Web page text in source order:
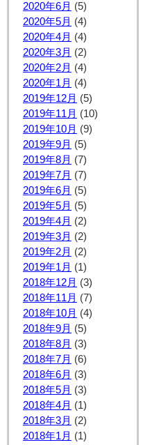
2020年6月 (5)
2020年5月 (4)
2020年4月 (4)
2020年3月 (2)
2020年2月 (4)
2020年1月 (4)
2019年12月 (5)
2019年11月 (10)
2019年10月 (9)
2019年9月 (5)
2019年8月 (7)
2019年7月 (7)
2019年6月 (5)
2019年5月 (5)
2019年4月 (2)
2019年3月 (2)
2019年2月 (2)
2019年1月 (1)
2018年12月 (3)
2018年11月 (7)
2018年10月 (4)
2018年9月 (5)
2018年8月 (3)
2018年7月 (6)
2018年6月 (3)
2018年5月 (3)
2018年4月 (1)
2018年3月 (2)
2018年1月 (1)